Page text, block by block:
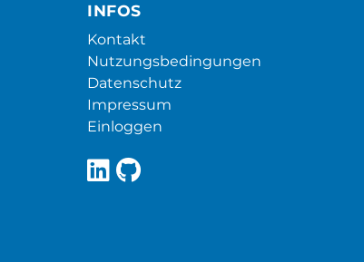
INFOS
Kontakt
Nutzungsbedingungen
Datenschutz
Impressum
Einloggen